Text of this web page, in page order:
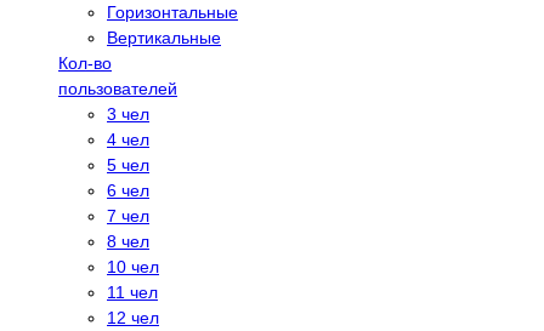
Горизонтальные
Вертикальные
Кол-во
пользователей
3 чел
4 чел
5 чел
6 чел
7 чел
8 чел
10 чел
11 чел
12 чел